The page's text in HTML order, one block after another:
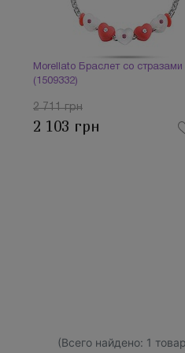
Morellato Браслет со стразами
(1509332)
2 711 грн
2 103 грн
(Всего найдено: 1